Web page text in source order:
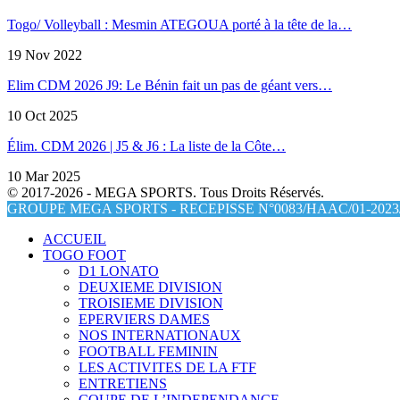
Togo/ Volleyball : Mesmin ATEGOUA porté à la tête de la…
19 Nov 2022
Elim CDM 2026 J9: Le Bénin fait un pas de géant vers…
10 Oct 2025
Élim. CDM 2026 | J5 & J6 : La liste de la Côte…
10 Mar 2025
© 2017-2026 - MEGA SPORTS. Tous Droits Réservés.
GROUPE MEGA SPORTS - RECEPISSE N°0083/HAAC/01-
ACCUEIL
TOGO FOOT
D1 LONATO
DEUXIEME DIVISION
TROISIEME DIVISION
EPERVIERS DAMES
NOS INTERNATIONAUX
FOOTBALL FEMININ
LES ACTIVITES DE LA FTF
ENTRETIENS